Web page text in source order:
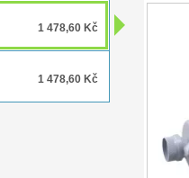
1 478,60 Kč
1 478,60 Kč